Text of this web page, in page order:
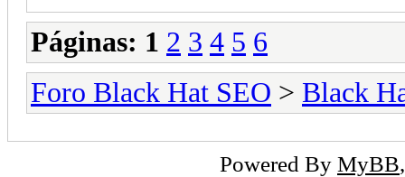
Páginas: 1 2 3 4 5 6
Foro Black Hat SEO > Black
Powered By MyBB